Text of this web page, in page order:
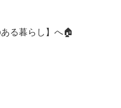
る暮らし】へ🏠